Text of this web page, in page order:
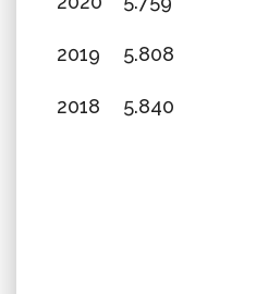
2019 5.808
2018 5.840